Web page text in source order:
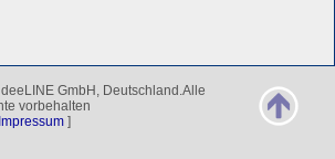
GmbH, Deutschland.Alle
vorbehalten
Impressum ]